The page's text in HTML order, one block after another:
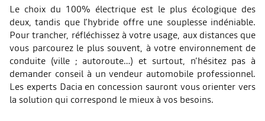
Le choix du 100% électrique est le plus écologique des
deux, tandis que l’hybride offre une souplesse indéniable.
Pour trancher, réfléchissez à votre usage, aux distances que
vous parcourez le plus souvent, à votre environnement de
conduite (ville ; autoroute…) et surtout, n’hésitez pas à
demander conseil à un vendeur automobile professionnel.
Les experts Dacia en concession sauront vous orienter vers
la solution qui correspond le mieux à vos besoins.